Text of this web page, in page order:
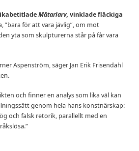
Mätarlarv, vinklade fläckiga
”bara för att vara jävlig”, om mot
yta som skulpturerna står på får vara
Aspenström, säger Jan Erik Frisendahl
och finner en analys som lika väl kan
genom hela hans konstnärskap:
och falsk retorik, parallellt med en